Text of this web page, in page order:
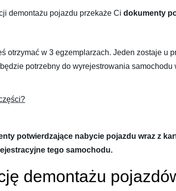
demontażu pojazdu przekaże Cidokumenty
otrzymać w 3 egzemplarzach. Jeden zostaje u
potrzebny do wyrejestrowania
potwierdzające nabycie pojazdu wraz z
tego samochodu.
demontażu